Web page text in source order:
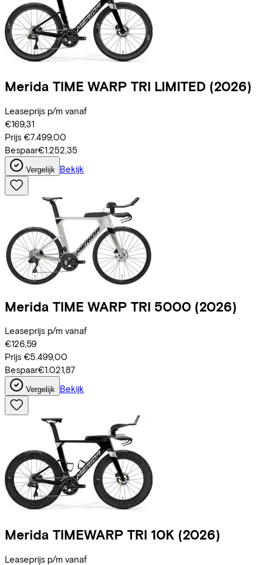
Merida TIME WARP TRI LIMITED (2026)
Leaseprijs p/m vanaf
€169,31
Prijs €7.499,00
Bespaar€1.252,35
Vergelijk Bekijk
Merida TIME WARP TRI 5000 (2026)
Leaseprijs p/m vanaf
€126,59
Prijs €5.499,00
Bespaar€1.021,87
Vergelijk Bekijk
Merida TIMEWARP TRI 10K (2026)
Leaseprijs p/m vanaf